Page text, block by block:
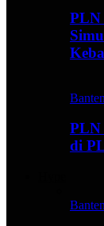
PLN
Banten
PLN
di
Banten